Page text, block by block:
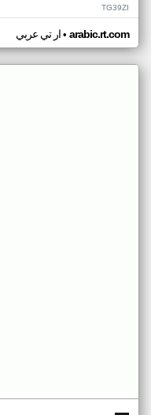
TG39ZI
ار تي عربي• arabic.rt.com